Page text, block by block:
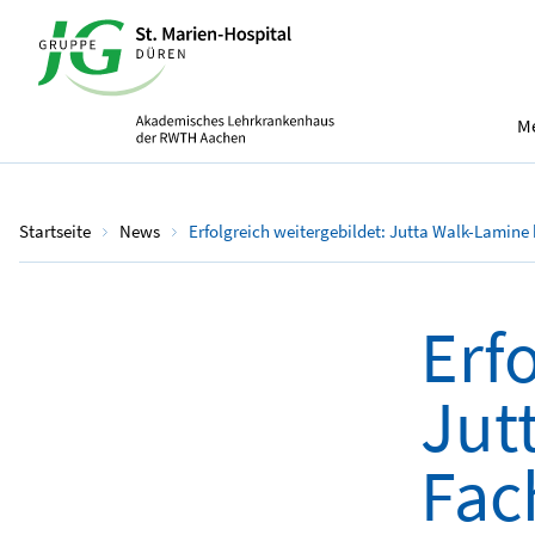
Startseite News Erfolgreich weitergebildet: Jutta Walk-